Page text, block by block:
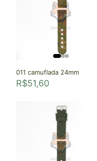
011 camuflada 24mm
R$51,60